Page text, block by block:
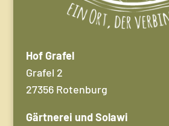
Hof Grafel
Grafel 2
27356 Rotenburg
Gärtnerei und Solawi